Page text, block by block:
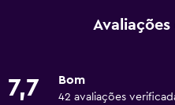
7,7 Bom
42 avaliações